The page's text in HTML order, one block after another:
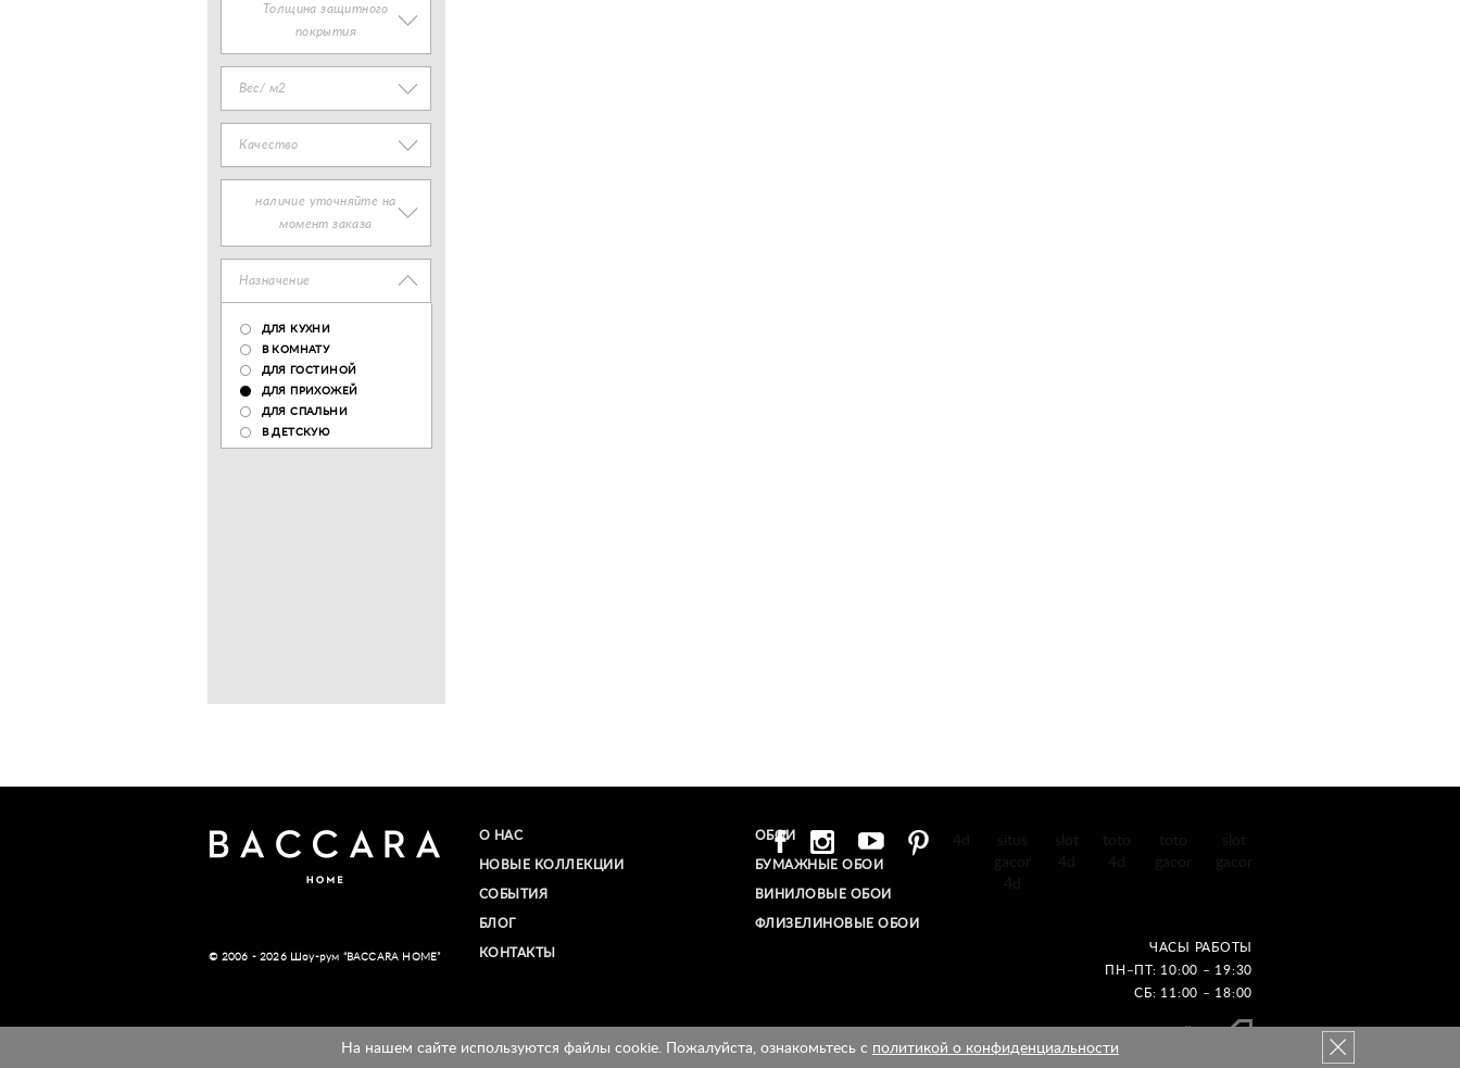
Толщина защитного
покрытия
Вес/ м2
Качество
наличие уточняйте на
момент заказа
Назначение
ДЛЯ КУХНИ
В КОМНАТУ
ДЛЯ ГОСТИНОЙ
ДЛЯ ПРИХОЖЕЙ
ДЛЯ СПАЛЬНИ
В ДЕТСКУЮ
© 2006 - 2026 Шоу-рум “BACCARA HOME”
О НАС
НОВЫЕ КОЛЛЕКЦИИ
СОБЫТИЯ
БЛОГ
КОНТАКТЫ
ОБОИ
БУМАЖНЫЕ ОБОИ
ВИНИЛОВЫЕ ОБОИ​
ФЛИЗЕЛИНОВЫЕ ОБОИ
ЧАСЫ РАБОТЫ
ПН–ПТ: 10:00 – 19:30
СБ: 11:00 – 18:00
На нашем сайте используются файлы cookie. Пожалуйста, ознакомьтесь с политикой о конфиденциальности